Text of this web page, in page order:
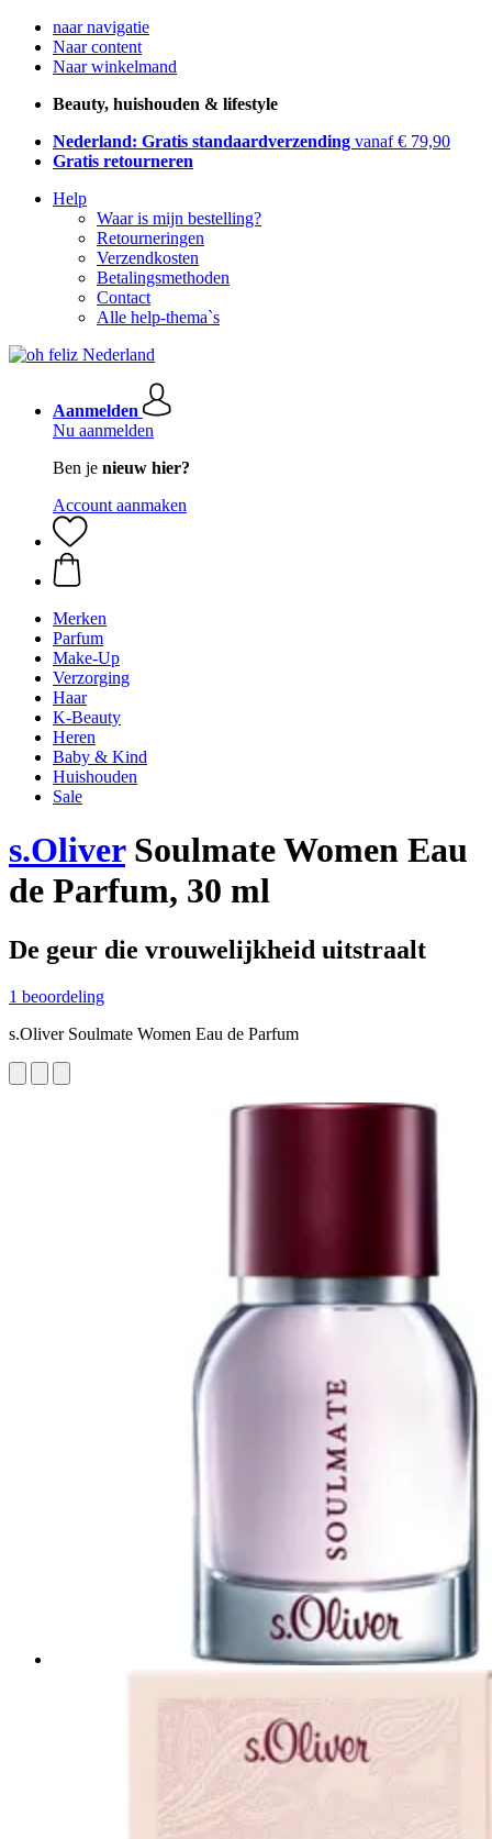
naar navigatie
Naar content
Naar winkelmand
Beauty, huishouden & lifestyle
Nederland: Gratis standaardverzending vanaf € 79,90
Gratis retourneren
Help
Waar is mijn bestelling?
Retourneringen
Verzendkosten
Betalingsmethoden
Contact
Alle help-thema`s
Aanmelden
Nu aanmelden
Ben je nieuw hier?
Account aanmaken
Merken
Parfum
Make-Up
Verzorging
Haar
K-Beauty
Heren
Baby & Kind
Huishouden
Sale
s.OliverSoulmate Women Eau
de Parfum, 30 ml
De geur die vrouwelijkheid uitstraalt
1 beoordeling
s.Oliver Soulmate Women Eau de Parfum